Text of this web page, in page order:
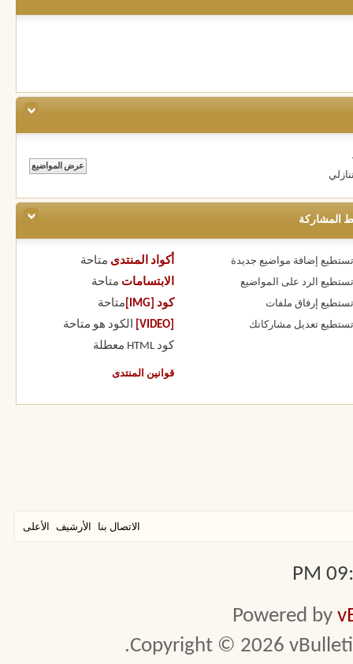
المشاركة
تستطيع إضافة مواضيع جديدة
تستطيع الرد على المواضيع
تستطيع إرفاق ملفات
تستطيع تعديل مشاركاتك
أكواد المنتدى متاحة
الابتسامات متاحة
كود [IMG]
متاحة
الكود هو متاحة
كود HTML
معطلة
قوانين المنتدى
الاتصال بنا الأرشيف الأعلى
Powered by
Copyright © 2026